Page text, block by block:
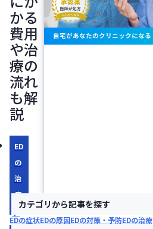
かる
費用
や治
療の
流れ
も解
説
ED
の
治
療
ナ
カテゴリから記事を探す
EDの症状EDの原因EDの対策・予防EDの治療